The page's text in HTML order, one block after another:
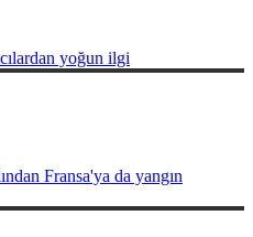
yoğun ilgi
Fransa'ya da yangın